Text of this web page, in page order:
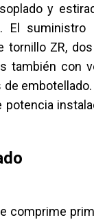
y
suministro
ZR,
también con
comprime